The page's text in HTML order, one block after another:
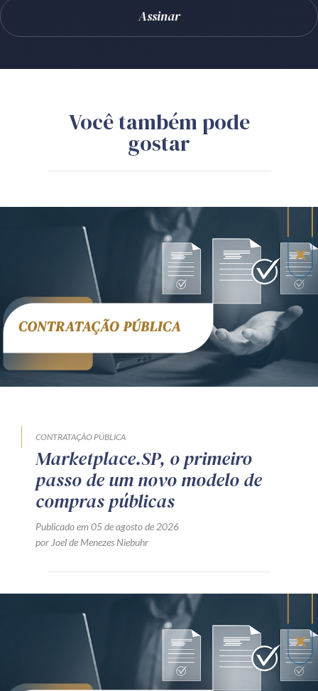
Você também pode
gostar
CONTRATAÇÃO PÚBLICA
Marketplace.SP, o primeiro
passo de um novo modelo de
compras públicas
Publicado em 05 de agosto de 2026
por Joel de Menezes Niebuhr